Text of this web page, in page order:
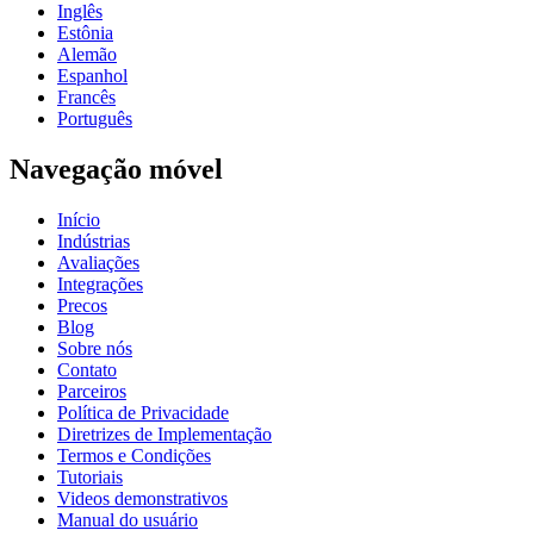
Inglês
Estônia
Alemão
Espanhol
Francês
Português
Navegação móvel
Início
Indústrias
Avaliações
Integrações
Precos
Blog
Sobre nós
Contato
Parceiros
Política de Privacidade
Diretrizes de Implementação
Termos e Condições
Tutoriais
Videos demonstrativos
Manual do usuário